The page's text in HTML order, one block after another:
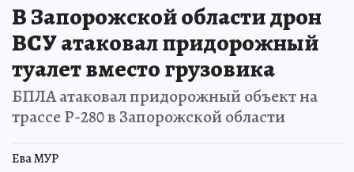
В Запорожской области дрон
ВСУ атаковал придорожный
туалет вместо грузовика
БПЛА атаковал придорожный объект на
трассе Р-280 в Запорожской области
Ева МУР